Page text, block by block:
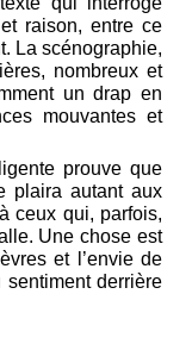
raison, entre ce
La scénographie,
nombreux et
un drap en
mouvantes et
prouve que
plaira autant aux
ceux qui, parfois,
Une chose est
et l’envie de
derrière